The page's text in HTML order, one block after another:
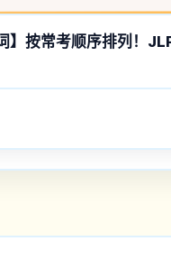
】按常考顺序排列！